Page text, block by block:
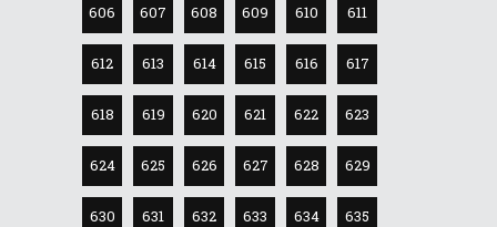
606 607 608 609 610 611
612 613 614 615 616 617
618 619 620 621 622 623
624 625 626 627 628 629
630 631 632 633 634 635